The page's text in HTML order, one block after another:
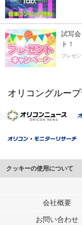
試写
ト！
プレゼ
オリコングループ
クッキーの使用について
このサイトでは Cookie を
行っています。
メディアや広告配信、デ
会社概要
お問い合わせ